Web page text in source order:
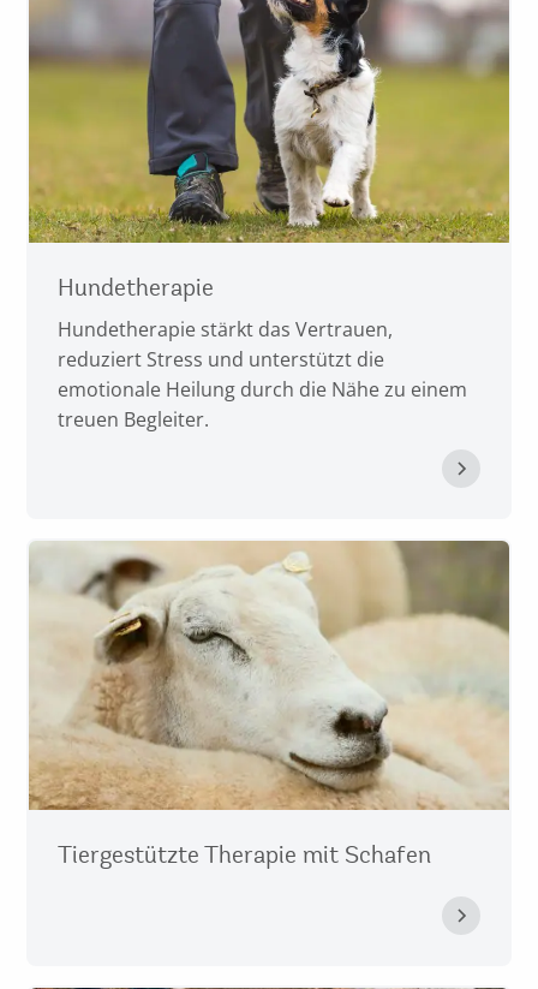
Hundetherapie
Hundetherapie stärkt das Vertrauen,
reduziert Stress und unterstützt die
emotionale Heilung durch die Nähe zu einem
treuen Begleiter.
Tiergestützte Therapie mit Schafen